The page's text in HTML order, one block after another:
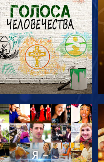
СМОТРЕТЬ ПЕРЕДАЧИ